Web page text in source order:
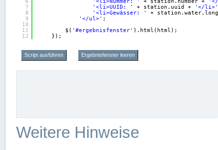
7
8
9
10
11
12
'<li>UUID: '
+ station.uuid +
'</li>'
'<li>Gewässer: '
+
'</ul>' ;
$( '#ergebnisfenster' ).html(html);
});
Script ausführen Ergebnisfenster leeren
Weitere Hinweise